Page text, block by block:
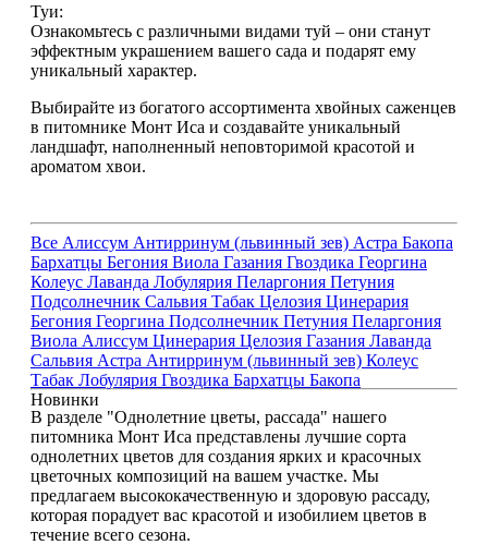
Туи:
Ознакомьтесь с различными видами туй – они станут
эффектным украшением вашего сада и подарят ему
уникальный характер.
Выбирайте из богатого ассортимента хвойных саженцев
в питомнике Монт Иса и создавайте уникальный
ландшафт, наполненный неповторимой красотой и
ароматом хвои.
Все Алиссум Антирринум (львинный зев) Астра Бакопа
Бархатцы Бегония Виола Газания Гвоздика Георгина
Колеус Лаванда Лобулярия Пеларгония Петуния
Подсолнечник Сальвия Табак Целозия Цинерария
Бегония Георгина Подсолнечник Петуния Пеларгония
Виола Алиссум Цинерария Целозия Газания Лаванда
Сальвия Астра Антирринум (львинный зев) Колеус
Табак Лобулярия Гвоздика Бархатцы Бакопа
Новинки
В разделе "Однолетние цветы, рассада" нашего
питомника Монт Иса представлены лучшие сорта
однолетних цветов для создания ярких и красочных
цветочных композиций на вашем участке. Мы
предлагаем высококачественную и здоровую рассаду,
которая порадует вас красотой и изобилием цветов в
течение всего сезона.